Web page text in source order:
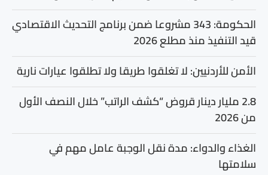
الحكومة: 343 مشروعا ضمن برنامج التحديث الاقتصادي
قيد التنفيذ منذ مطلع 2026
الأمن للأردنيين: لا تغلقوا طريقا ولا تطلقوا عيارات نارية
2.8 مليار دينار قروض “كشف الراتب” خلال النصف الأول
من 2026
الغذاء والدواء: مدة نقل الوجبة عامل مهم في
سلامتها